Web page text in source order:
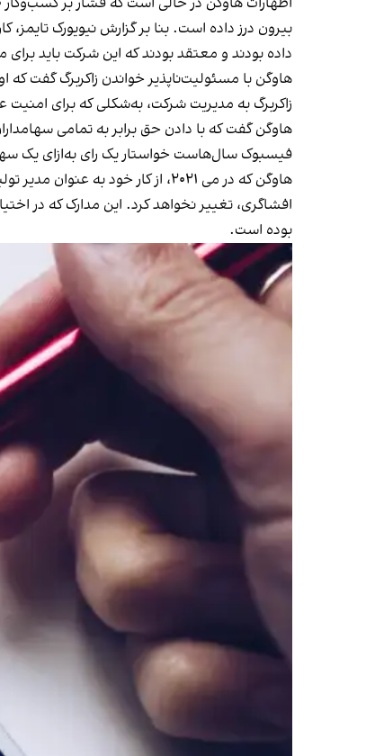
داده بودند و معتقد بودند که این شرکت باید
هاوگن با مسئولیت‌ناپذیر خواندن زاکربرگ گفت
زاکربرگ به مدیریت شرکت، به‌شکلی که برای
هاوگن گفت که با دادن حق برابر به تمامی
فیسبوک سال‌هاست خواستار یک‌ رای به‌ازای یک
هاوگن که در می ۲۰۲۱، از کار
افشاگری، تغییر نخواهد کرد. این مدارک که در
بوده است.